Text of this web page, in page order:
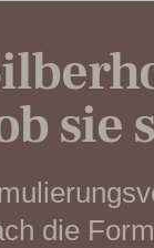
die